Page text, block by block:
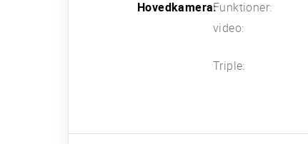
Hovedkamera:Funktioner:
video:
Triple: